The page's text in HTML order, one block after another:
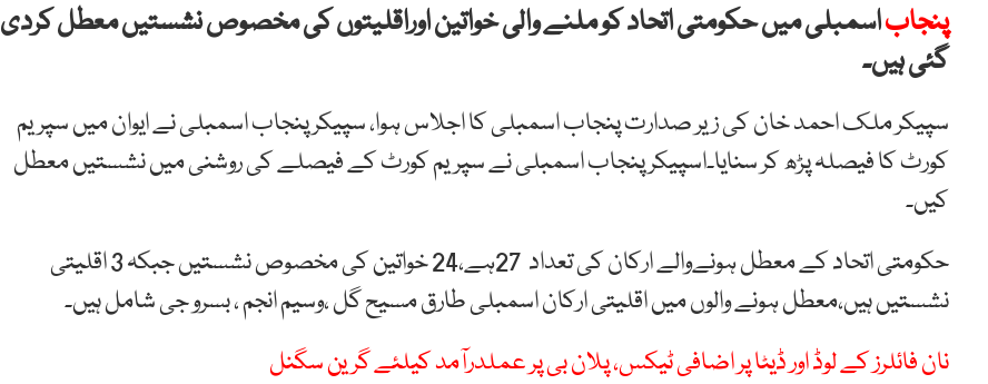
پنجاباسمبلی میں حکومتی اتحاد کو ملنے والی خواتین اوراقلیتوں کی مخصوص نشستیں معطل کردی
گئی ہیں۔
سپیکر ملک احمد خان کی زیر صدارت پنجاب اسمبلی کا اجلاس ہوا، سپیکر پنجاب اسمبلی نے ایوان میں سپریم
کورٹ کا فیصلہ پڑھ کر سنایا۔اسپیکر پنجاب اسمبلی نے سپریم کورٹ کے فیصلے کی روشنی میں نشستیں معطل
کیں۔
حکومتی اتحاد کے معطل ہونےوالے ارکان کی تعداد 27ہے،24 خواتین کی مخصوص نشستیں جبکہ 3 اقلیتی
نشستیں ہیں،معطل ہونے والوں میں اقلیتی ارکان اسمبلی طارق مسیح گل ،وسیم انجم ، بسرو جی شامل ہیں۔
نان فائلرز کے لوڈ اور ڈیٹا پر اضافی ٹیکس، پلان بی پر عملدرآمد کیلئے گرین سگنل